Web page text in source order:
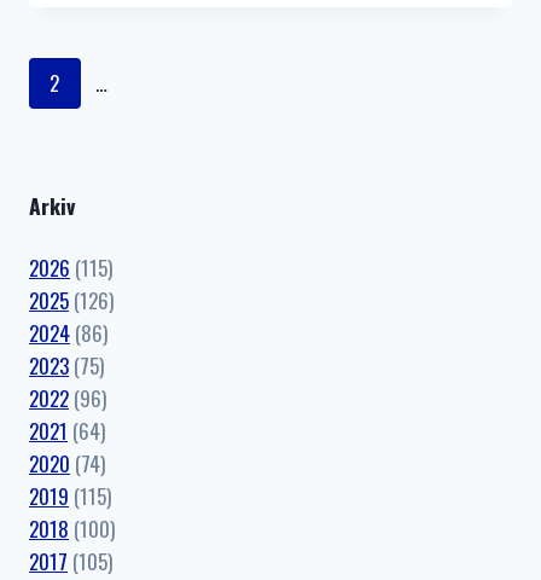
Side
2 …
Arkiv
2026 (115)
2025 (126)
2024 (86)
2023 (75)
2022 (96)
2021 (64)
2020 (74)
2019 (115)
2018 (100)
2017 (105)